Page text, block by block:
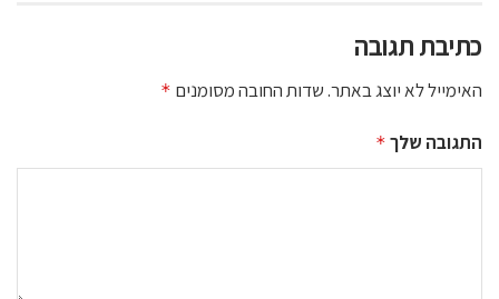
כתיבת תגובה
האימייל לא יוצג באתר.שדות החובה מסומנים *
התגובה שלך *